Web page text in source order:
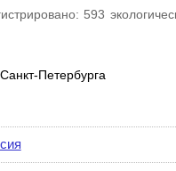
593
Петербурга